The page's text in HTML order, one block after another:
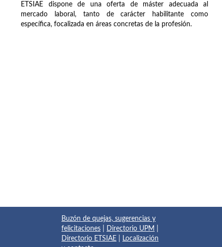
ETSIAE dispone de una oferta de máster adecuada al
mercado laboral, tanto de carácter habilitante como
específica, focalizada en áreas concretas de la profesión.
Buzón de quejas, sugerencias y
felicitaciones
Directorio UPM
Directorio ETSIAE
Localización